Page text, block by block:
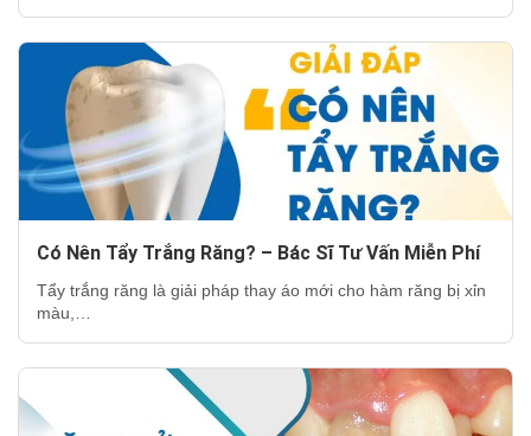
Có Nên Tẩy Trắng Răng? – Bác Sĩ Tư Vấn Miễn Phí
Tẩy trắng răng là giải pháp thay áo mới cho hàm răng bị xỉn
màu,…